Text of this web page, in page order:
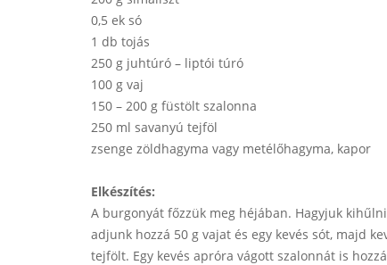
0,5 ek só
1 db tojás
250 g juhtúró – liptói túró
100 g vaj
150 – 200 g füstölt szalonna
250 ml savanyú tejföl
zsenge zöldhagyma vagy metélőhagyma, kapor
Elkészítés:
A burgonyát főzzük meg héjában. Hagyjuk
adjunk hozzá 50 g vajat és egy kevés sót, majd
tejfölt. Egy kevés apróra vágott szalonnát is